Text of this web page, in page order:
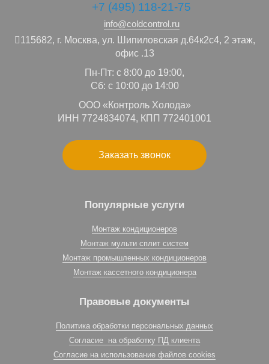
+7 (495) 118-21-75
info@coldcontrol.ru
115682, г. Москва, ул. Шипиловская д.64к2с4, 2 этаж,
офис .13
Пн-Пт: с 8:00 до 19:00,
Сб: с 10:00 до 14:00
ООО «Контроль Холода»
ИНН 7724834074, КПП 772401001
Заказать звонок
Популярные услуги
Монтаж кондиционеров
Монтаж мульти сплит систем
Монтаж промышленных кондиционеров
Монтаж кассетного кондиционера
Правовые документы
Политика обработки персональных данных
Согласие на обработку ПД клиента
Согласие на использование файлов cookies